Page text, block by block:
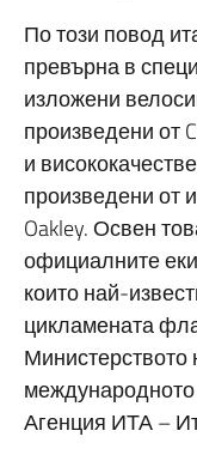
По този повод
превърна в
изложени
произведени от
и
произведени от
Oakley. Освен
официалните
които най-
цикламената
Министерството
Агенция ИТА –